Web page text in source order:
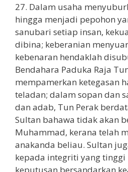
27. Dalam usaha
hingga menjadi pepohon
sanubari setiap insan,
dibina; keberanian
kebenaran hendaklah
Bendahara Paduka Raja
mempamerkan ketegasan
teladan; dalam sopan dan
dan adab, Tun Perak
Sultan bahawa tidak akan
Muhammad, kerana telah
anakanda beliau. Sultan
kepada integriti yang tinggi
keputusan bersandarkan